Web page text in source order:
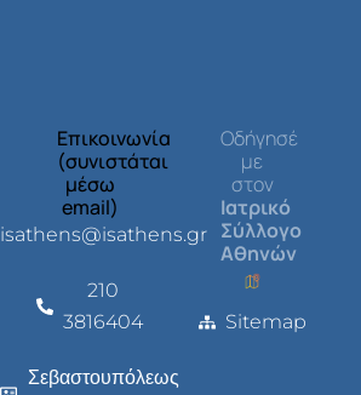
Επικοινωνία
(συνιστάται
μέσω
email)
isathens@isathens.gr
210
3816404
Σεβαστουπόλεως
Οδήγησέ
με
στον
Ιατρικό
Σύλλογο
Αθηνών
Sitemap